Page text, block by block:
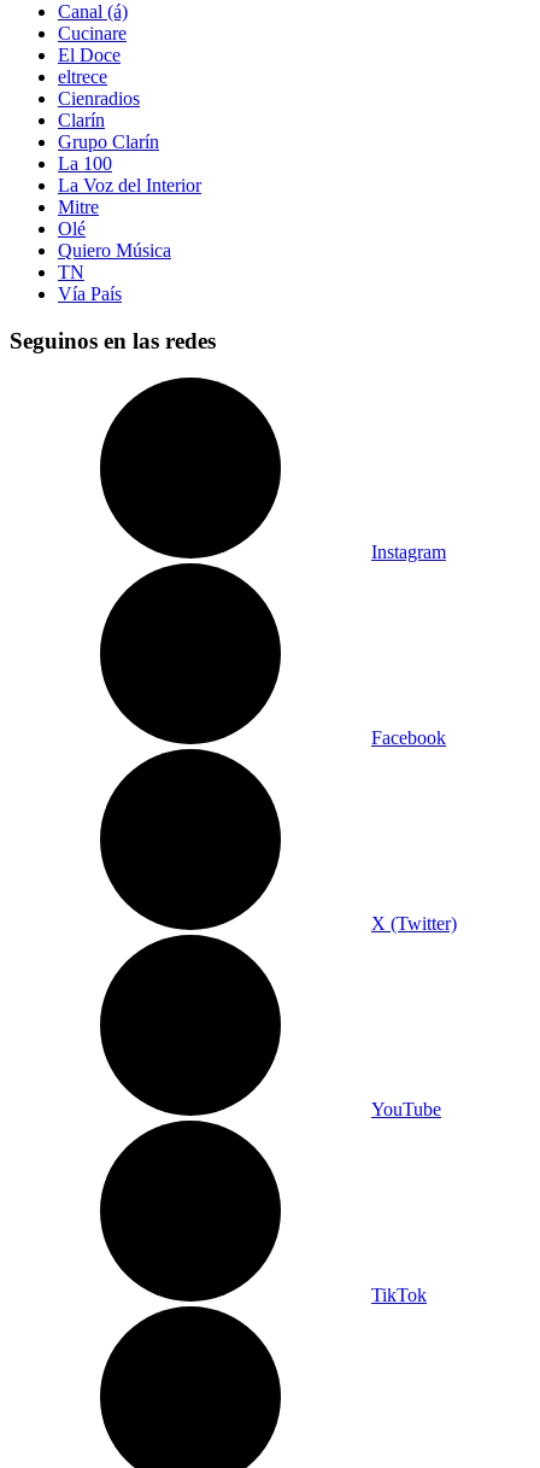
Canal (á)
Cucinare
El Doce
eltrece
Cienradios
Clarín
Grupo Clarín
La 100
La Voz del Interior
Mitre
Olé
Quiero Música
TN
Vía País
Seguinos en las redes
Instagram
Facebook
X (Twitter)
YouTube
TikTok